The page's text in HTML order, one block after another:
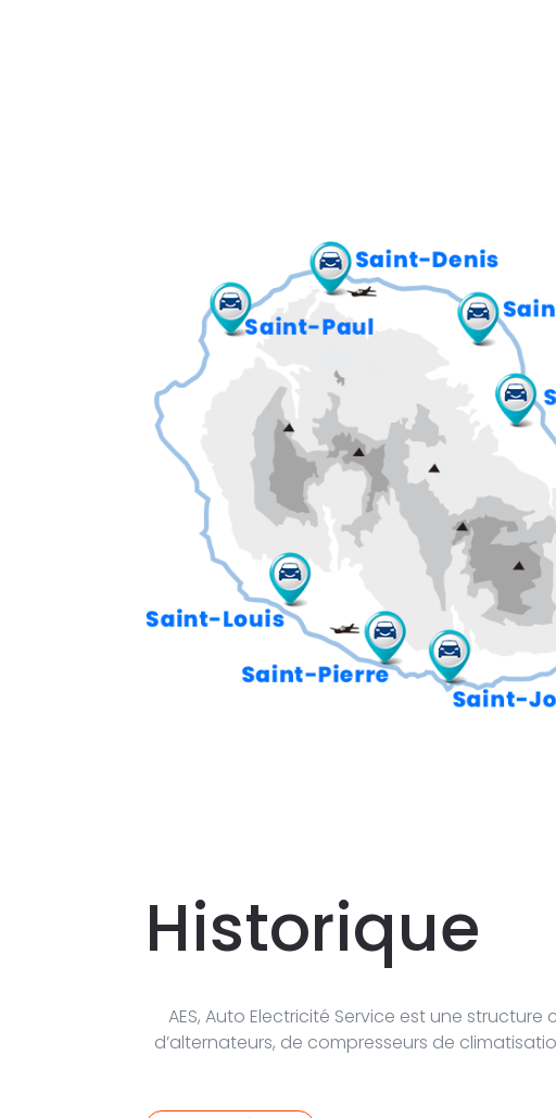
Historique
AES, Auto Electricité Service est une
d’alternateurs, de compresseurs de